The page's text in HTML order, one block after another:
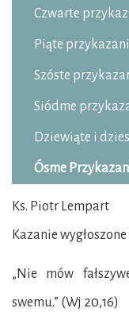
Czwarte
Piąte
Szóste
Siódme
Dziewiąte i
Ósme
Ks. Piotr Lempart
Kazanie
„Nie mów
swemu.” (Wj 20,16)